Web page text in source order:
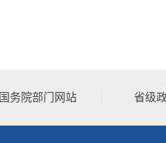
国务院部门网站 省级